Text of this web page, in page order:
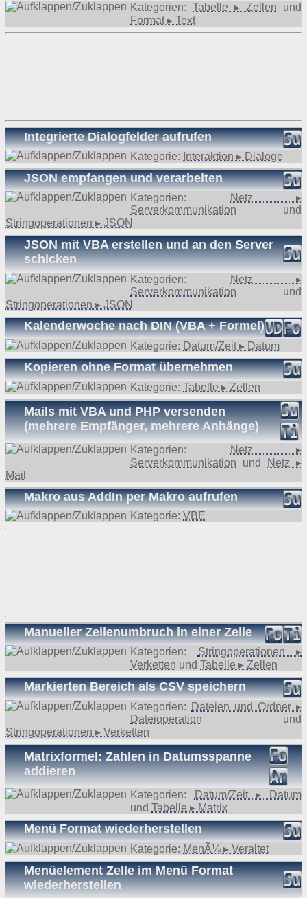
Kategorien: Tabelle ▸ Zellen und
Format ▸ Text
Integrierte Dialogfelder aufrufen
Kategorie: Interaktion ▸ Dialoge
JSON empfangen und verarbeiten
Kategorien:
Netz ▸
Serverkommunikation und
Stringoperationen ▸ JSON
JSON mit VBA erstellen und an den Server
schicken
Kategorien:
Netz ▸
Serverkommunikation und
Stringoperationen ▸ JSON
Kalenderwoche nach DIN (VBA + Formel)
Kategorie: Datum/Zeit ▸ Datum
Kopieren ohne Format übernehmen
Kategorie: Tabelle ▸ Zellen
Mails mit VBA und PHP versenden
(mehrere Empfänger, mehrere Anhänge)
Kategorien:
Netz ▸
Serverkommunikation und
Netz ▸
Mail
Makro aus AddIn per Makro aufrufen
Kategorie: VBE
Manueller Zeilenumbruch in einer Zelle
Kategorien: Stringoperationen ▸
Verketten und Tabelle ▸ Zellen
Markierten Bereich als CSV speichern
Kategorien:
Dateien und Ordner ▸
Dateioperation und
Stringoperationen ▸ Verketten
Matrixformel: Zahlen in Datumsspanne
addieren
Kategorien:
Datum/Zeit ▸ Datum
und Tabelle ▸ Matrix
Menü Format wiederherstellen
Kategorie: MenÃ¼ ▸ Veraltet
Menüelement Zelle im Menü Format
wiederherstellen